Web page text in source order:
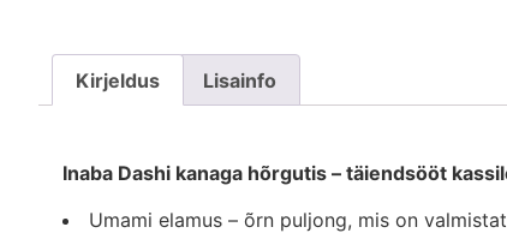
Kirjeldus Lisainfo
Inaba Dashi kanaga hõrgutis – täiendsööt
Umami elamus – õrn puljong, mis on